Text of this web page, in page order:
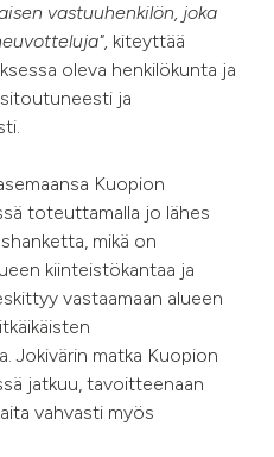
vastuuhenkilön, joka
kiteyttää
oleva henkilökunta ja
ja
Kuopion
toteuttamalla jo lähes
mikä on
kiinteistökantaa ja
vastaamaan alueen
Jokivärin matka Kuopion
jatkuu, tavoitteenaan
vahvasti myös